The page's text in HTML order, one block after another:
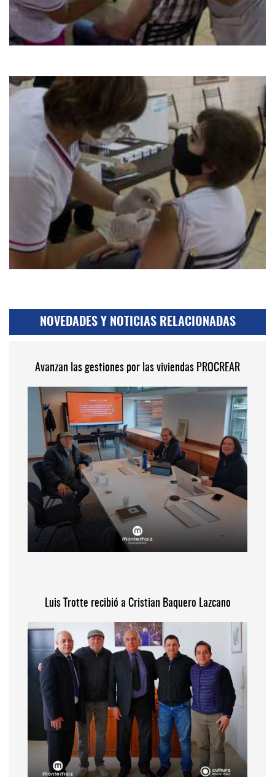
NOVEDADES Y NOTICIAS RELACIONADAS
Avanzan las gestiones por las viviendas PROCREAR
Luis Trotte recibió a Cristian Baquero Lazcano